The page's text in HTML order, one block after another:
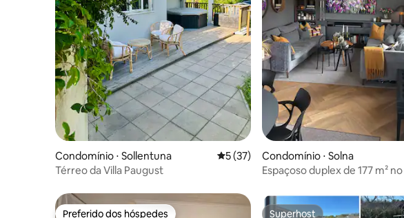
Condomínio ⋅ Sollentuna 5 de uma avaliação média de 5, 37
5 (37)
Térreo da Villa Paugust
Condomínio ⋅ Solna
Espaçoso duplex de 177 m²
Preferido dos hóspedes Superhost